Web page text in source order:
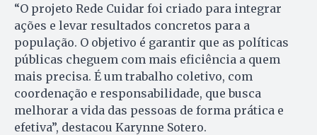
“O projeto Rede Cuidar foi criado para integrar
ações e levar resultados concretos para a
população. O objetivo é garantir que as políticas
públicas cheguem com mais eficiência a quem
mais precisa. É um trabalho coletivo, com
coordenação e responsabilidade, que busca
melhorar a vida das pessoas de forma prática e
efetiva”, destacou Karynne Sotero.